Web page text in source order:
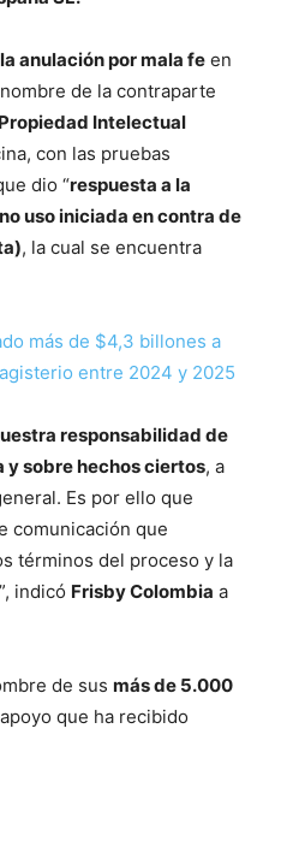
la anulación por mala fe en
de la contraparte
Intelectual
con las pruebas
dio “respuesta a la
uso iniciada en contra de
, la cual se encuentra
más de $4,3 billones a
entre 2024 y 2025
responsabilidad de
sobre hechos ciertos, a
Es por ello que
comunicación que
términos del proceso y la
indicó Frisby Colombia a
de sus más de 5.000
que ha recibido